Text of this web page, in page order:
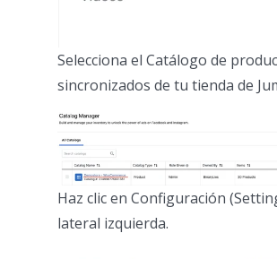
Selecciona el Catálogo de
sincronizados de tu tienda de
Haz clic en Configuración
lateral izquierda.